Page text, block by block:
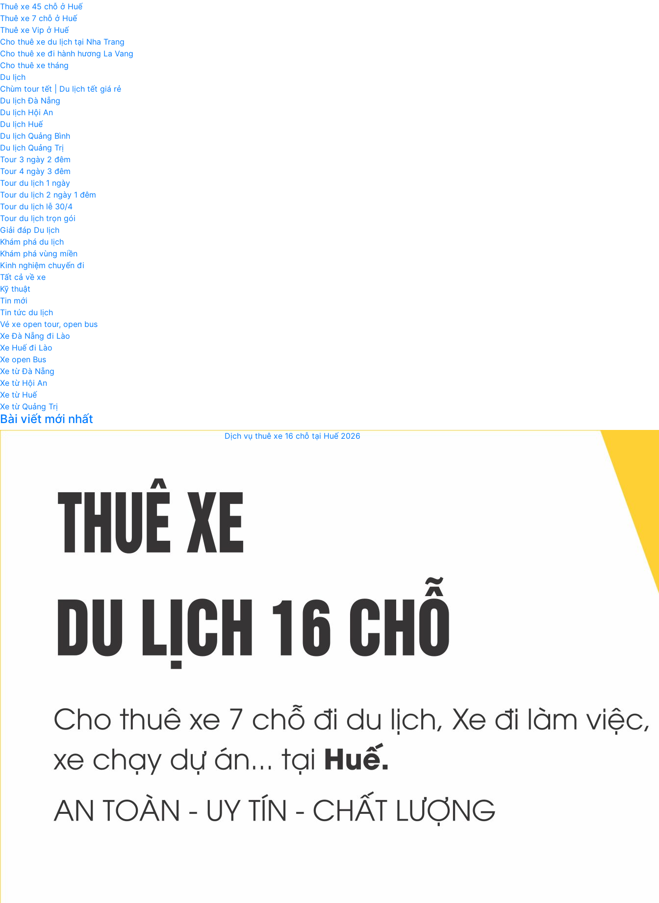
Thuê xe 45 chỗ ở Huế
Thuê xe 7 chỗ ở Huế
Thuê xe Vip ở Huế
Cho thuê xe du lịch tại Nha Trang
Cho thuê xe đi hành hương La Vang
Cho thuê xe tháng
Du lịch
Chùm tour tết | Du lịch tết giá rẻ
Du lịch Đà Nẵng
Du lịch Hội An
Du lịch Huế
Du lịch Quảng Bình
Du lịch Quảng Trị
Tour 3 ngày 2 đêm
Tour 4 ngày 3 đêm
Tour du lịch 1 ngày
Tour du lịch 2 ngày 1 đêm
Tour du lịch lễ 30/4
Tour du lịch trọn gói
Giải đáp Du lịch
Khám phá du lịch
Khám phá vùng miền
Kinh nghiệm chuyến đi
Tất cả về xe
Kỹ thuật
Tin mới
Tin tức du lịch
Vé xe open tour, open bus
Xe Đà Nẵng đi Lào
Xe Huế đi Lào
Xe open Bus
Xe từ Đà Nẵng
Xe từ Hội An
Xe từ Huế
Xe từ Quảng Trị
Bài viết mới nhất
Dịch vụ thuê xe 16 chỗ tại Huế 2026